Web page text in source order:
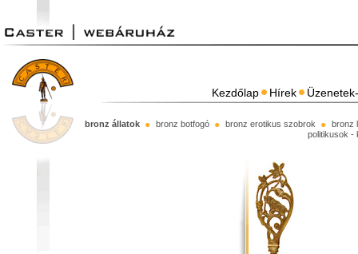
Kezdőlap Hírek
bronz állatok bronz botfogó bronz erotikus szobrok
bronz
politikusok -